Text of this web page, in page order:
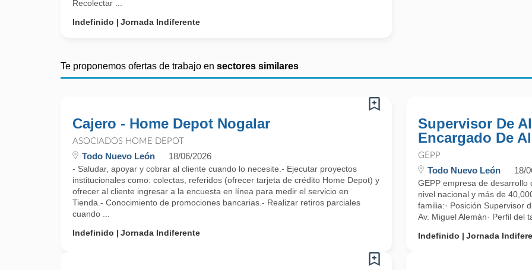
Recolectar ...
Indefinido
Jornada Indiferente
Te proponemos ofertas de trabajo en sectores similares
Cajero - Home Depot Nogalar
ASOCIADOS HOME DEPOT
Todo Nuevo León 18/06/2026
- Saludar, apoyar y cobrar al cliente cuando lo necesite.- Ejecutar proyectos
institucionales como: colectas, referidos (ofrecer tarjeta de crédito Home Depot) y
ofrecer al cliente ingresar a la encuesta en línea para medir el servicio en
Tienda.- Conocimiento de promociones bancarias.- Realizar retiros parciales
cuando ...
Indefinido
Jornada Indiferente
Supervisor De
Encargado De
GEPP
Todo Nuevo León 18/
GEPP empresa de
nivel nacional y más de
familia:· Posición Supervisor
Av. Miguel Alemán· Perfil del
Indefinido
Jornada